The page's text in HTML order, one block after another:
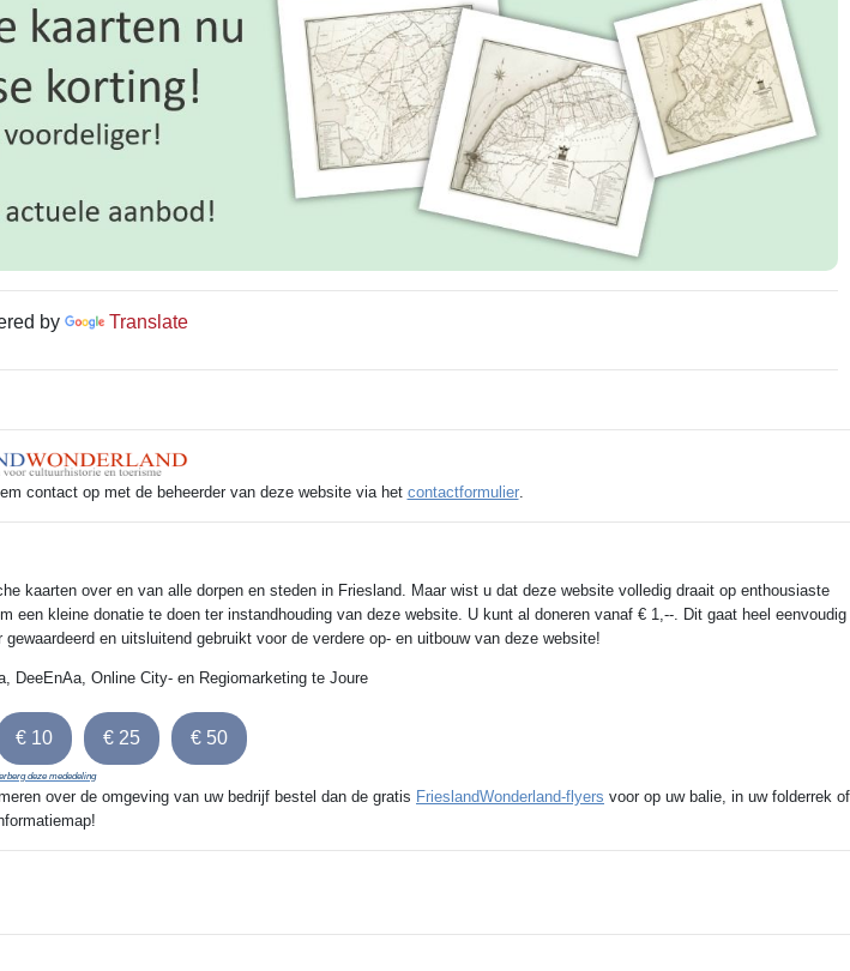
by Translate
contact op met de beheerder van deze website via het contactformulier.
kaarten over en van alle dorpen en steden in Friesland. Maar wist u dat deze website volledig draait op enthousiaste
kleine donatie te doen ter instandhouding van deze website. U kunt al doneren vanaf € 1,--. Dit gaat heel eenvoudig
en uitsluitend gebruikt voor de verdere op- en uitbouw van deze website!
DeeEnAa, Online City- en Regiomarketing te Joure
deze mededeling
over de omgeving van uw bedrijf bestel dan de gratis FrieslandWonderland-flyers voor op uw balie, in uw folderrek of